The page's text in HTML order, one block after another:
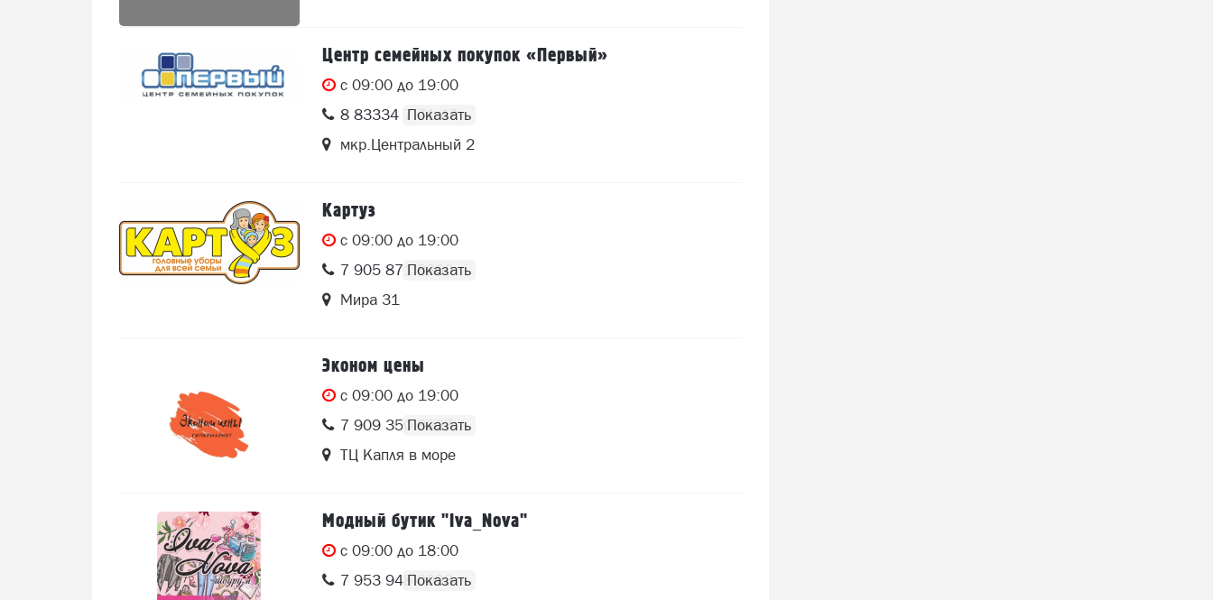
Центр семейных покупок «Первый»
c 09:00 до 19:00
8 83334 7 71 47
мкр.Центральный 2
Картуз
c 09:00 до 19:00
7 905 871 8360
Мира 31
Эконом цены
c 09:00 до 19:00
7 909 350 8927
ТЦ Капля в море
Модный бутик "Iva_Nova"
c 09:00 до 18:00
7 953 948 0093